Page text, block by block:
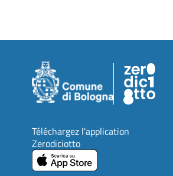
Téléchargez l'application
Zerodiciotto